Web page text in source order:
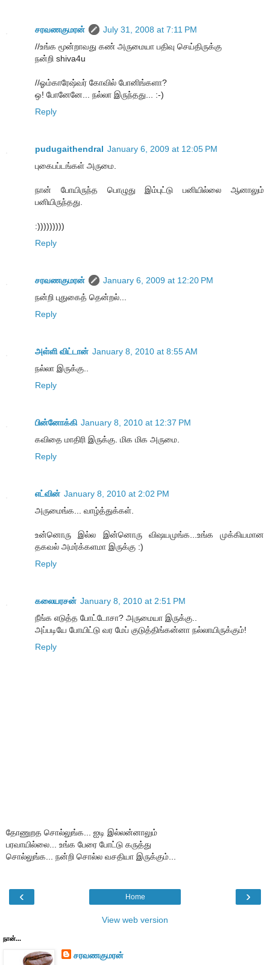
சரவணகுமரன்
July 31, 2008 at 7:11 PM
//உங்க மூன்றாவது கண் அருமையா பதிவு செய்திருக்கு
நன்றி shiva4u
//ஓம்காரேஷ்வர் கோவில் போனிங்களா?
ஒ! போனேனே... நல்லா இருந்தது... :-)
Reply
pudugaithendral January 6, 2009 at 12:05 PM
புகைபப்டங்கள் அருமை.
நான் போயிருந்த பொழுது இம்புட்டு பனியில்லை ஆனாலும்
பனியிருந்தது.
:)))))))))
Reply
சரவணகுமரன்
January 6, 2009 at 12:20 PM
நன்றி புதுகைத் தென்றல்...
Reply
அள்ளி விட்டான் January 8, 2010 at 8:55 AM
நல்லா இருக்கு..
Reply
பின்னோக்கி January 8, 2010 at 12:37 PM
கவிதை மாதிரி இருக்கு. மிக மிக அருமை.
Reply
எட்வின் January 8, 2010 at 2:02 PM
அருமைங்க... வாழ்த்துக்கள்.
உன்னொரு இல்ல இன்னொரு விஷயமுங்க...உங்க முக்கியமான
தகவல் அமர்க்களமா இருக்கு :)
Reply
கலையரசன் January 8, 2010 at 2:51 PM
நீங்க எடுத்த போட்டோசா? அருமையா இருக்கு..
அப்படியே போயிட்டு வர மேப் குடுத்திங்கன்னா நல்லாயிருக்கும்!
Reply
தோணுறத சொல்லுங்க... ஐடி இல்லன்னாலும்
பரவாயில்லை... உங்க பேரை போட்டு கருத்து
சொல்லுங்க... நன்றி சொல்ல வசதியா இருக்கும்...
‹ ›
Home
View web version
நான்...
சரவணகுமரன்